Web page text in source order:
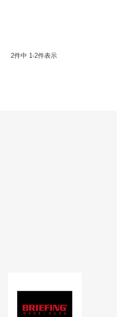
2件中 1 -2件表示